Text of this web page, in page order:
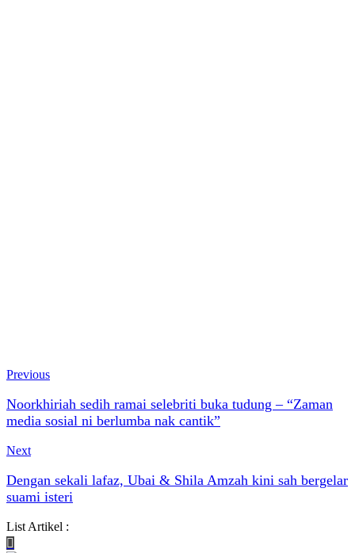
Previous
Noorkhiriah sedih ramai selebriti buka tudung – “Zaman
media sosial ni berlumba nak cantik”
Next
Dengan sekali lafaz, Ubai & Shila Amzah kini sah bergelar
suami isteri
List Artikel :